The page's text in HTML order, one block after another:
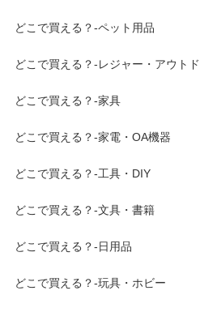
どこで買える？-ペット用品
どこで買える？-レジャー・アウト
どこで買える？-家具
どこで買える？-家電・OA機器
どこで買える？-工具・DIY
どこで買える？-文具・書籍
どこで買える？-日用品
どこで買える？-玩具・ホビー